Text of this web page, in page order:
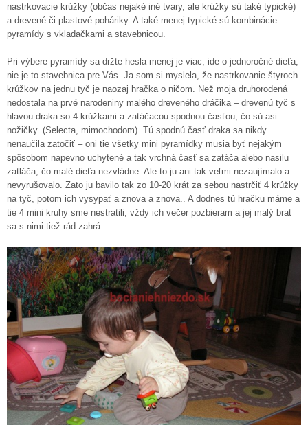
nastrkovacie krúžky (občas nejaké iné tvary, ale krúžky sú také typické)
a drevené či plastové poháriky. A také menej typické sú kombinácie
pyramídy s vkladačkami a stavebnicou.
Pri výbere pyramídy sa držte hesla menej je viac, ide o jednoročné dieťa,
nie je to stavebnica pre Vás. Ja som si myslela, že nastrkovanie štyroch
krúžkov na jednu tyč je naozaj hračka o ničom. Než moja druhorodená
nedostala na prvé narodeniny malého dreveného dráčika – drevenú tyč s
hlavou draka so 4 krúžkami a zatáčacou spodnou časťou, čo sú asi
nožičky..(Selecta, mimochodom). Tú spodnú časť draka sa nikdy
nenaučila zatočiť – oni tie všetky mini pyramídky musia byť nejakým
spôsobom napevno uchytené a tak vrchná časť sa zatáča alebo nasilu
zatláča, čo malé dieťa nezvládne. Ale to ju ani tak veľmi nezaujímalo a
nevyrušovalo. Zato ju bavilo tak zo 10-20 krát za sebou nastrčiť 4 krúžky
na tyč, potom ich vysypať a znova a znova.. A dodnes tú hračku máme a
tie 4 mini kruhy sme nestratili, vždy ich večer pozbieram a jej malý brat
sa s nimi tiež rád zahrá.